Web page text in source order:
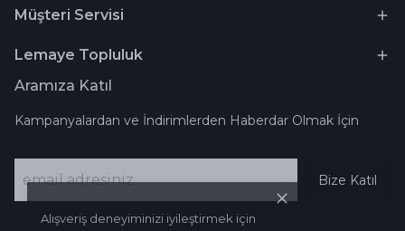
Alışveriş deneyiminizi iyileştirmek için
Müşteri Servisi
Lemaye Topluluk
Aramıza Katıl
Kampanyalardan ve İndirimlerden Haberdar Olmak İçin
Bize Katıl